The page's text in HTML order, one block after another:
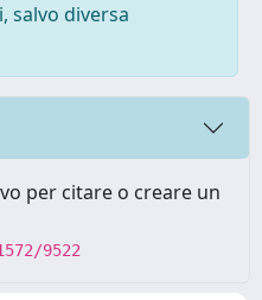
salvo diversa
per citare o creare un
9522